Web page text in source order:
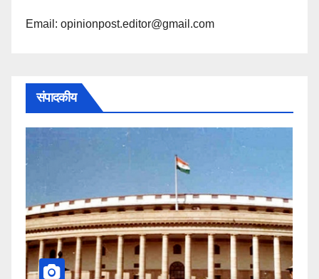
Email: opinionpost.editor@gmail.com
संपादकीय